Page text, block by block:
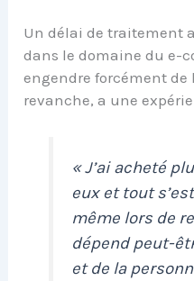
Un délai de traitement
dans le domaine du e-
engendre forcément de
revanche, a une
« J’ai acheté
eux et tout
même lors de
dépend peut-
et de la